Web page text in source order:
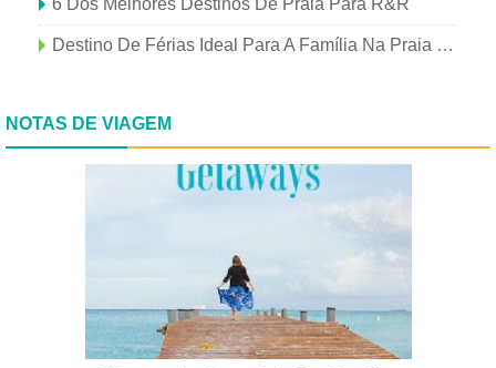
Destino De Férias Ideal Para A Família Na Praia - The OBX
NOTAS DE VIAGEM